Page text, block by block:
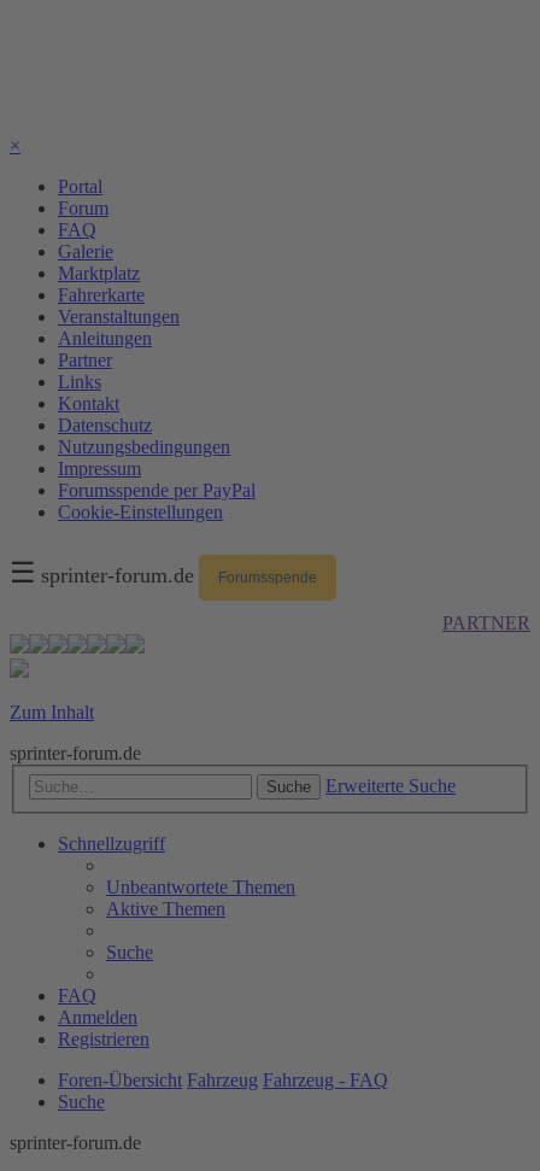
×
Portal
Forum
FAQ
Galerie
Marktplatz
Fahrerkarte
Veranstaltungen
Anleitungen
Partner
Links
Kontakt
Datenschutz
Nutzungsbedingungen
Impressum
Forumsspende per PayPal
Cookie-Einstellungen
☰ sprinter-forum.de Forumsspende
PARTNER
Zum Inhalt
sprinter-forum.de
Suche Erweiterte Suche
Schnellzugriff
Unbeantwortete Themen
Aktive Themen
Suche
FAQ
Anmelden
Registrieren
Foren-Übersicht Fahrzeug Fahrzeug - FAQ
Suche
sprinter-forum.de